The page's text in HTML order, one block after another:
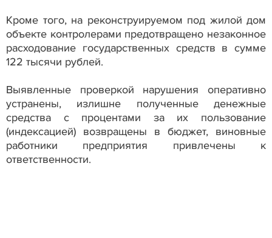
Кроме того, на реконструируемом под жилой дом
объекте контролерами предотвращено незаконное
расходование государственных средств в сумме
122 тысячи рублей.
Выявленные проверкой нарушения оперативно
устранены, излишне полученные денежные
средства с процентами за их пользование
(индексацией) возвращены в бюджет, виновные
работники предприятия привлечены к
ответственности.